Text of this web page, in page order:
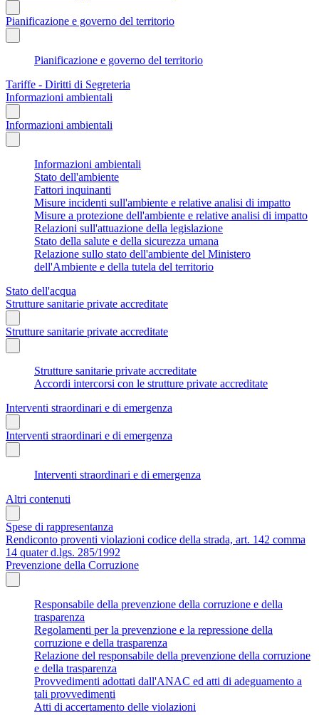
Pianificazione e governo del territorio
Pianificazione e governo del territorio
Tariffe - Diritti di Segreteria
Informazioni ambientali
Informazioni ambientali
Informazioni ambientali
Stato dell'ambiente
Fattori inquinanti
Misure incidenti sull'ambiente e relative analisi di impatto
Misure a protezione dell'ambiente e relative analisi di impatto
Relazioni sull'attuazione della legislazione
Stato della salute e della sicurezza umana
Relazione sullo stato dell'ambiente del Ministero
dell'Ambiente e della tutela del territorio
Stato dell'acqua
Strutture sanitarie private accreditate
Strutture sanitarie private accreditate
Strutture sanitarie private accreditate
Accordi intercorsi con le strutture private accreditate
Interventi straordinari e di emergenza
Interventi straordinari e di emergenza
Interventi straordinari e di emergenza
Altri contenuti
Spese di rappresentanza
Rendiconto proventi violazioni codice della strada, art. 142 comma
14 quater d.lgs. 285/1992
Prevenzione della Corruzione
Responsabile della prevenzione della corruzione e della
trasparenza
Regolamenti per la prevenzione e la repressione della
corruzione e della trasparenza
Relazione del responsabile della prevenzione della corruzione
e della trasparenza
Provvedimenti adottati dall'ANAC ed atti di adeguamento a
tali provvedimenti
Atti di accertamento delle violazioni